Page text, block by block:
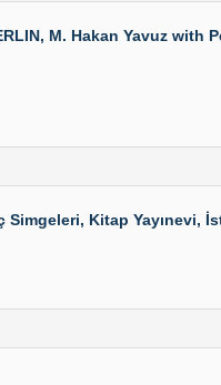
M. Hakan Yavuz
Kitap Yayınevi,